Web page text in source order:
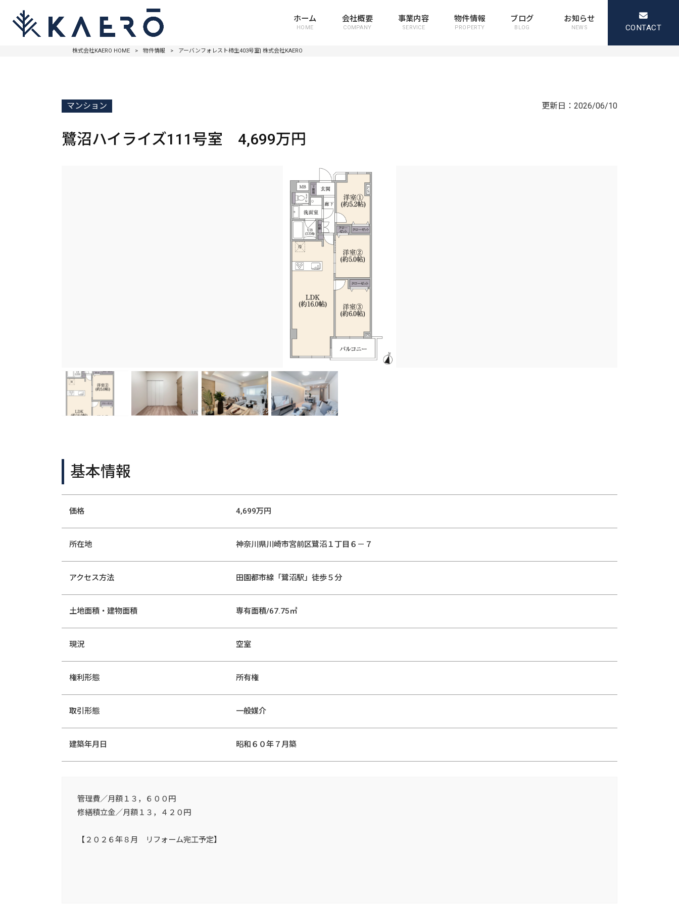
ホーム
HOME
会社概要
COMPANY
事業内容
SERVICE
物件情報
PROPERTY
ブログ
BLOG
お知らせ
NEWS CONTACT
株式会社KAERO HOME > 物件情報 > アーバンフォレスト柿生403号室| 株式会社KAERO
マンション 更新日： 2026/06/10
鷺沼ハイライズ111号室 4,699万円
基本情報
価格 4,699万円
所在地 神奈川県川崎市宮前区鷺沼１丁目６－７
アクセス方法 田園都市線「鷺沼駅」徒歩５分
土地面積・ 建物面積 専有面積/67.75㎡
現況 空室
権利形態 所有権
取引形態 一般媒介
建築年月日 昭和６０年７月築
管理費／月額１３，６００円
修繕積立金／月額１３，４２０円
【２０２６年８月 リフォーム完工予定】